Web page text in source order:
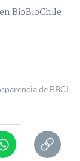
BioBioChile
de BBCL